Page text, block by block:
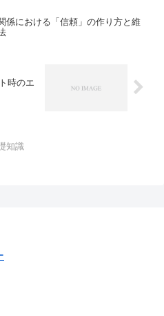
係における「信頼」の作り方と維
時のエ
知識